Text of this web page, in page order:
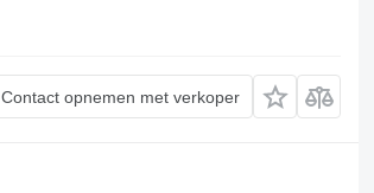
Contact opnemen met verkoper